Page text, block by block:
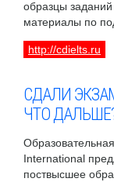
образцы заданий
материалы по
http://cdielts.ru
СДАЛИ
ЧТО
International
поствысшее